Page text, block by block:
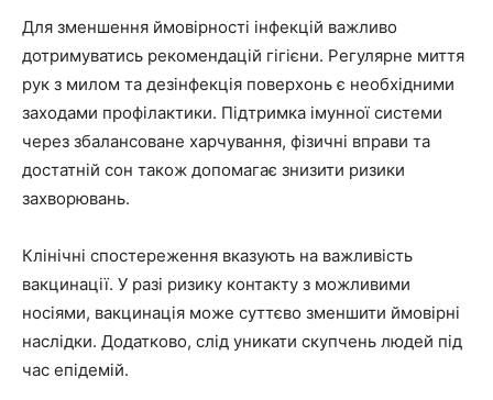
Для зменшення ймовірності інфекцій важливо
дотримуватись рекомендацій гігієни. Регулярне миття
рук з милом та дезінфекція поверхонь є необхідними
заходами профілактики. Підтримка імунної системи
через збалансоване харчування, фізичні вправи та
достатній сон також допомагає знизити ризики
захворювань.
Клінічні спостереження вказують на важливість
вакцинації. У разі ризику контакту з можливими
носіями, вакцинація може суттєво зменшити ймовірні
наслідки. Додатково, слід уникати скупчень людей під
час епідемій.